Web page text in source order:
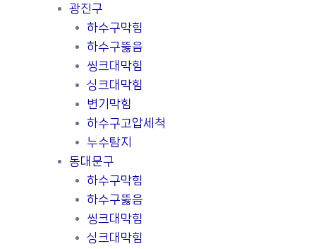
광진구
하수구막힘
하수구뚫음
씽크대막힘
싱크대막힘
변기막힘
하수구고압세척
누수탐지
동대문구
하수구막힘
하수구뚫음
씽크대막힘
싱크대막힘